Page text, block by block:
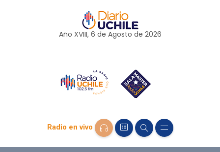
Año XVIII, 6 de Agosto de 2026
Radio en vivo